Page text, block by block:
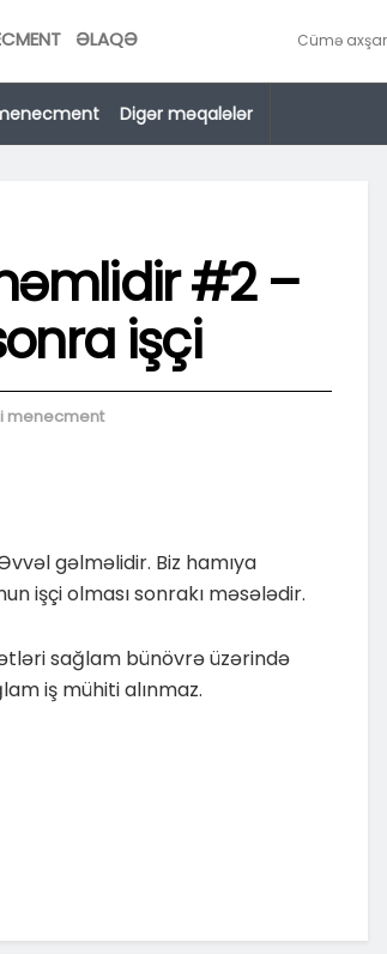
ƏLAQƏ Cümə
Digər məqalələr
#2 –
işçi
menecment
gəlməlidir. Biz hamıya
işçi olması sonrakı məsələdir.
sağlam bünövrə üzərində
iş mühiti alınmaz.